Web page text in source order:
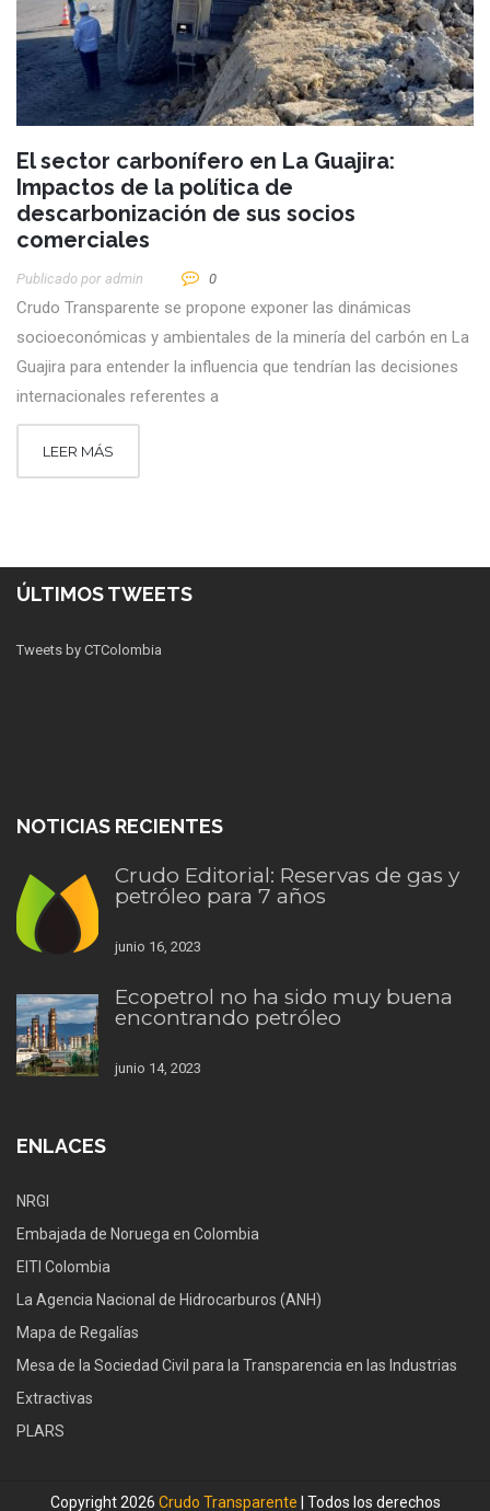
El sector carbonífero en La Guajira:
Impactos de la política de
descarbonización de sus socios
comerciales
Publicado por Admin 0
Crudo Transparente se propone exponer las dinámicas
socioeconómicas y ambientales de la minería del carbón en La
Guajira para entender la influencia que tendrían las decisiones
internacionales referentes a
LEER MÁS
ÚLTIMOS TWEETS
Tweets by CTColombia
NOTICIAS RECIENTES
Crudo Editorial: Reservas de gas y
petróleo para 7 años
junio 16, 2023
Ecopetrol no ha sido muy buena
encontrando petróleo
junio 14, 2023
ENLACES
NRGI
Embajada de Noruega en Colombia
EITI Colombia
La Agencia Nacional de Hidrocarburos (ANH)
Mapa de Regalías
Mesa de la Sociedad Civil para la Transparencia en las Industrias
Extractivas
PLARS
Copyright 2026 Crudo Transparente | Todos los derechos